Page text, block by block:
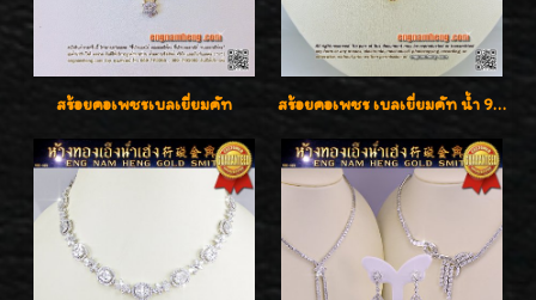
สร้อยคอเพชรเบลเยี่ยมคัท สร้อยคอเพชร เบลเยี่ยมคัท น้ำ 98% F-Color/VVS รูปแบบหวานใส่สวยดูดีน่ารักสุดๆค่ะ